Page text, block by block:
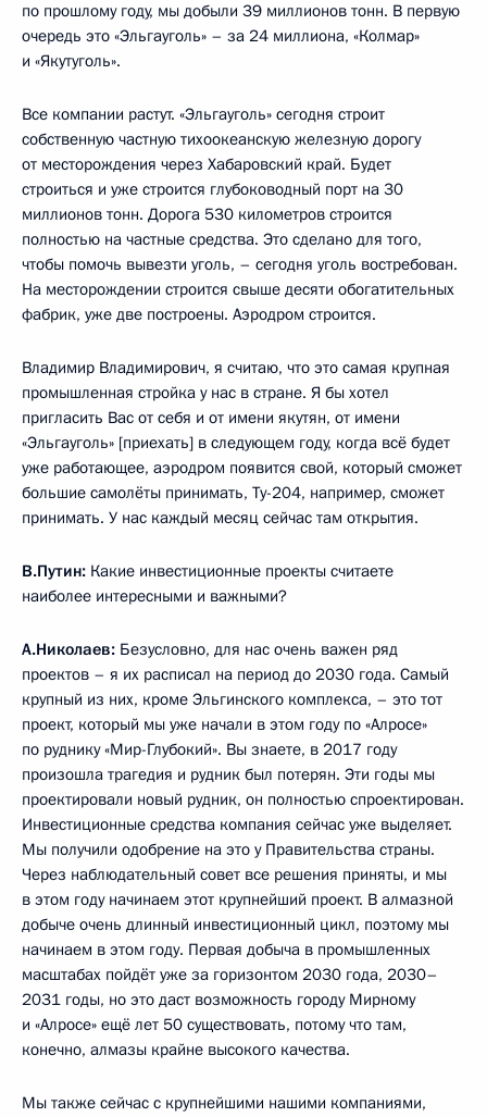
по прошлому году, мы добыли 39 миллионов тонн. В первую
очередь это «Эльгауголь» – за 24 миллиона, «Колмар»
и «Якутуголь».
Все компании растут. «Эльгауголь» сегодня строит
собственную частную тихоокеанскую железную дорогу
от месторождения через Хабаровский край. Будет
строиться и уже строится глубоководный порт на 30
миллионов тонн. Дорога 530 километров строится
полностью на частные средства. Это сделано для того,
чтобы помочь вывезти уголь, – сегодня уголь востребован.
На месторождении строится свыше десяти обогатительных
фабрик, уже две построены. Аэродром строится.
Владимир Владимирович, я считаю, что это самая крупная
промышленная стройка у нас в стране. Я бы хотел
пригласить Вас от себя и от имени якутян, от имени
«Эльгауголь» [приехать] в следующем году, когда всё будет
уже работающее, аэродром появится свой, который сможет
большие самолёты принимать, Ту-204, например, сможет
принимать. У нас каждый месяц сейчас там открытия.
В.Путин: Какие инвестиционные проекты считаете
наиболее интересными и важными?
А.Николаев: Безусловно, для нас очень важен ряд
проектов – я их расписал на период до 2030 года. Самый
крупный из них, кроме Эльгинского комплекса, – это тот
проект, который мы уже начали в этом году по «Алросе»
по руднику «Мир-Глубокий». Вы знаете, в 2017 году
произошла трагедия и рудник был потерян. Эти годы мы
проектировали новый рудник, он полностью спроектирован.
Инвестиционные средства компания сейчас уже выделяет.
Мы получили одобрение на это у Правительства страны.
Через наблюдательный совет все решения приняты, и мы
в этом году начинаем этот крупнейший проект. В алмазной
добыче очень длинный инвестиционный цикл, поэтому мы
начинаем в этом году. Первая добыча в промышленных
масштабах пойдёт уже за горизонтом 2030 года, 2030–
2031 годы, но это даст возможность городу Мирному
и «Алросе» ещё лет 50 существовать, потому что там,
конечно, алмазы крайне высокого качества.
Мы также сейчас с крупнейшими нашими компаниями,